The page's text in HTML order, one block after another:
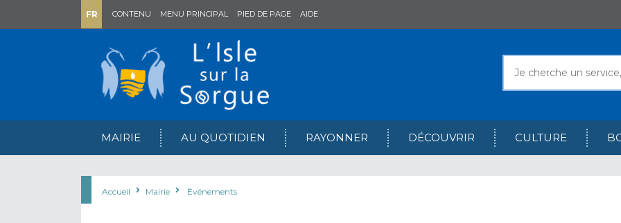
FR CONTENU MENU PRINCIPAL PIED DE PAGE AIDE
MAIRIE AU QUOTIDIEN RAYONNER DÉCOUVRIR CULTURE
Accueil Mairie Événements